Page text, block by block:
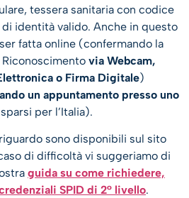
tessera sanitaria con codice
identità valido. Anche in questo
fatta online (confermando la
via Webcam,
o Firma Digitale)
un appuntamento presso uno
sparsi per l’Italia).
sono disponibili sul sito
di difficoltà vi suggeriamo di
guida su come richiedere,
SPID di 2° livello.